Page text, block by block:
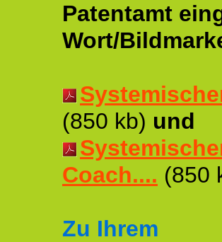
Patentamt
Wort/
(850 kb) und
Coach.... (850
Zu Ihrem